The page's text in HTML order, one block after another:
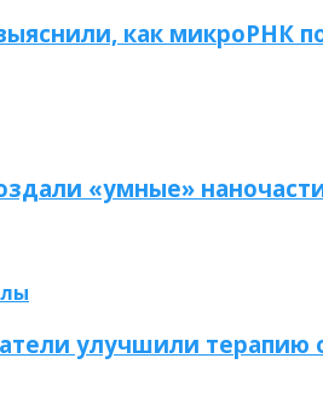
как микроРНК
«умные»
улучшили терапию